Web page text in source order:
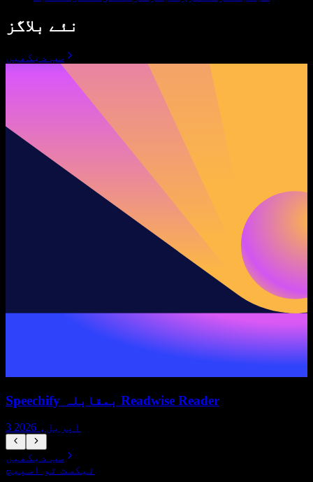
نئے بلاگز
سب دیکھیں
Speechify بمقابلہ Readwise Reader
3 اپریل، 2026
سب دیکھیں
ٹیکسٹ ٹو اسپیچ